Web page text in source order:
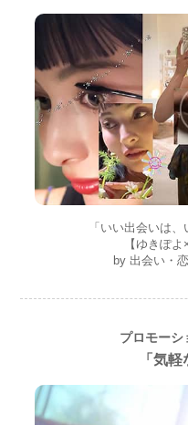
「いい出会いは
【ゆきぽ
by 出会い・
プロモーシ
「気